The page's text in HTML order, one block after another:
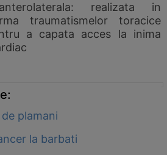
realizata in
traumatismelor toracice
a capata acces la inima
plamani
la barbati